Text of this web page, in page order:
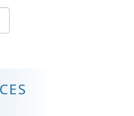
pour exposition